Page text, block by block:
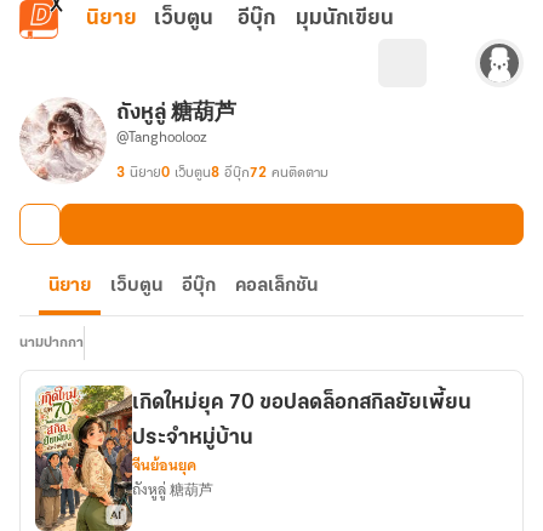
ข้ามไปยังเนื้อหาหลัก
นิยาย เว็บตูน อีบุ๊ก มุมนักเขียน
ถังหูลู่ 糖葫芦
@Tanghoolooz
3 นิยาย0 เว็บตูน8 อีบุ๊ก72 คนติดตาม
นิยาย เว็บตูน อีบุ๊ก คอลเล็กชัน
นามปากกา
เกิดใหม่ยุค 70 ขอปลดล็อกสกิลยัยเพี้ยน
ประจำหมู่บ้าน
จีนย้อนยุค
ถังหูลู่ 糖葫芦